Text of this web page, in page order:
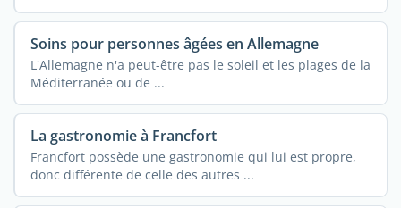
Soins pour personnes âgées en Allemagne
L'Allemagne n'a peut-être pas le soleil et les plages de la
Méditerranée ou de ...
La gastronomie à Francfort
Francfort possède une gastronomie qui lui est propre,
donc différente de celle des autres ...